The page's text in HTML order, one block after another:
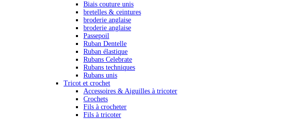
Biais couture unis
bretelles & ceintures
broderie anglaise
broderie anglaise
Passepoil
Ruban Dentelle
Ruban élastique
Rubans Celebrate
Rubans techniques
Rubans unis
Tricot et crochet
Accessoires & Aiguilles à tricoter
Crochets
Fils à crocheter
Fils à tricoter